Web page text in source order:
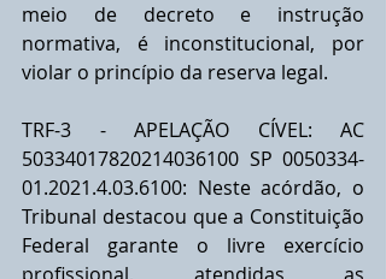
meio de decreto e instrução
normativa, é inconstitucional, por
violar o princípio da reserva legal.
TRF-3 - APELAÇÃO CÍVEL: AC
50334017820214036100 SP 0050334-
01.2021.4.03.6100: Neste acórdão, o
Tribunal destacou que a Constituição
Federal garante o livre exercício